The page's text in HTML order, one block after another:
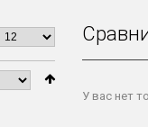
У вас нет